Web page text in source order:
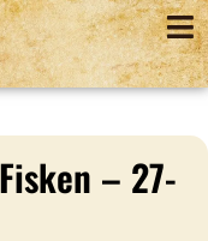
– 27-